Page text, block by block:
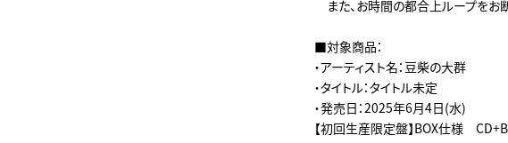
また、お時間の都合上ループをお
■対象商品：
・アーティスト名：豆柴の大群
・タイトル：タイトル未定
・発売日：2025年6月4日(水)
【初回生産限定盤】BOX仕様